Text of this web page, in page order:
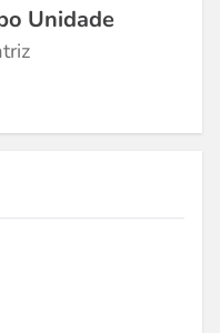
Unidade